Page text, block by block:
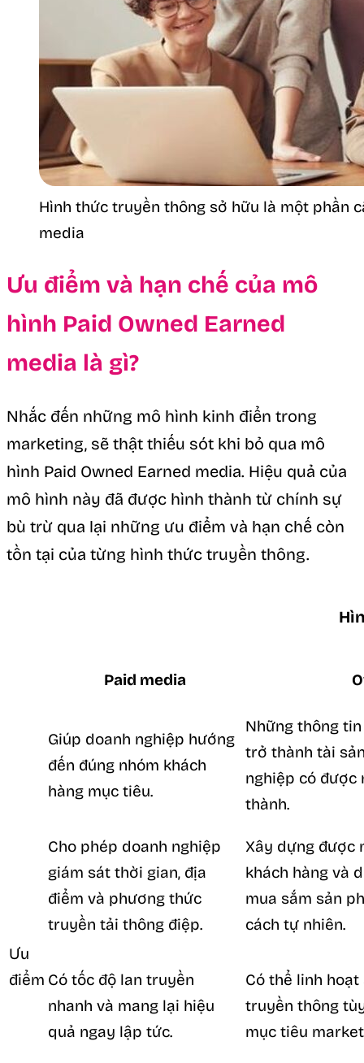
Hình thức truyền thông sở hữu là một phần
media
Ưu điểm và hạn chế của mô
hình Paid Owned Earned
media là gì?
Nhắc đến những mô hình kinh điển trong
marketing, sẽ thật thiếu sót khi bỏ qua mô
hình Paid Owned Earned media. Hiệu quả của
mô hình này đã được hình thành từ chính sự
bù trừ qua lại những ưu điểm và hạn chế còn
tồn tại của từng hình thức truyền thông.
Paid media
Ưu
điểm
Giúp doanh nghiệp hướng
đến đúng nhóm khách
hàng mục tiêu.
Những thông
trở thành tài
nghiệp có được
thành.
Cho phép doanh nghiệp
giám sát thời gian, địa
điểm và phương thức
truyền tải thông điệp.
Xây dựng được
khách hàng và
mua sắm sản
cách tự nhiên.
Có tốc độ lan truyền
nhanh và mang lại hiệu
quả ngay lập tức.
Có thể linh
truyền thông
mục tiêu